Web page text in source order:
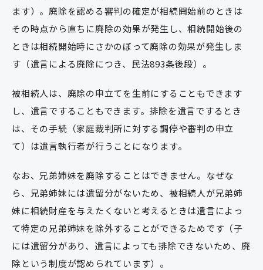
ます）。廃除を認める審判の確定が相続開始前のときは
その時点から直ちに廃除の効果が発生し、相続開始後の
ときは相続開始時にさかのぼって廃除の効果が発生しま
す（遺言による廃除につき、民法893条後段）。
被相続人は、廃除の申立てを生前にすることもできます
し、遺言ですることもできます。排除を遺言でするとき
は、その手続（家庭裁判所に対する調停や審判の申立
て）は遺言執行者が行うことになります。
なお、兄弟姉妹を廃除することはできません。なぜな
ら、兄弟姉妹には遺留分がないため、被相続人が兄弟姉
妹に相続財産を与えたくないと考えるときは遺言によっ
て特定の兄弟姉妹を除外することができるためです（子
には遺留分があり、遺言によっても排除できないため、廃
除という制度が認められています）。